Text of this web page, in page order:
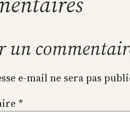
un
e-mail ne sera pas
*